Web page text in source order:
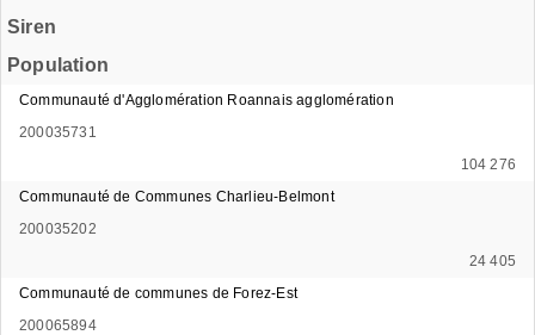
Siren
Population
Communauté d'Agglomération Roannais agglomération
200035731
104 276
Communauté de Communes Charlieu-Belmont
200035202
24 405
Communauté de communes de Forez-Est
200065894